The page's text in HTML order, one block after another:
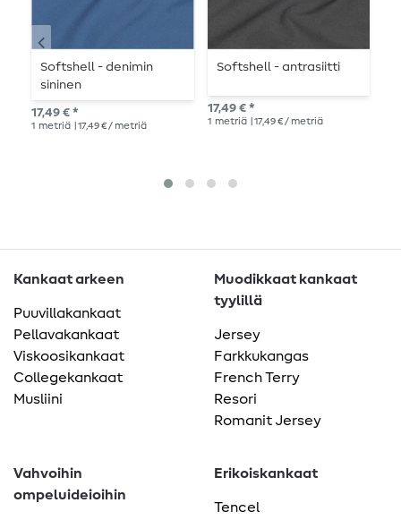
Softshell - denimin
sininen
17,49 € *
1 metriä | 17,49 € / metriä
Softshell - antrasiitti
17,49 € *
1 metriä | 17,49 € / metriä
Kankaat arkeen
Puuvillakankaat
Pellavakankaat
Viskoosikankaat
Collegekankaat
Musliini
Muodikkaat kankaat
tyylillä
Jersey
Farkkukangas
French Terry
Resori
Romanit Jersey
Vahvoihin
ompeluideioihin
Erikoiskankaat
Tencel